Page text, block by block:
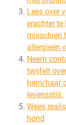
Lees over
erachter te
misschien
allergieën
Neem
twijfelt
hem/haar
levensstijl.
Wees
hond